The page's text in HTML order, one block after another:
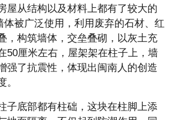
屋从结构以及材料上都有了较大的
体被广泛使用，利用废弃的石材、红
，构筑墙体，交垒叠砌，以灰土充
50厘米左右，屋架架在柱子上，墙
强了抗震性，体现出闽南人的创造
。
子底部都有柱础，这块在柱脚上添